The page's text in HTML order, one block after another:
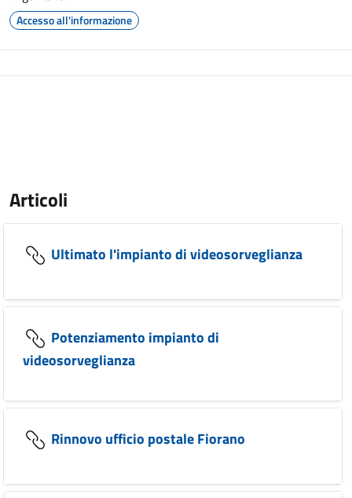
Accesso all'informazione
Articoli
Ultimato l'impianto di videosorveglianza
Potenziamento impianto di
videosorveglianza
Rinnovo ufficio postale Fiorano